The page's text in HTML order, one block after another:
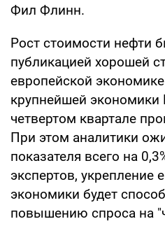
Фил Флинн.
Рост стоимости нефти
публикацией хорошей
европейской
крупнейшей
четвертом квартале
При этом аналитики
показателя всего на
экспертов, укрепление
экономики будет
повышению спроса на